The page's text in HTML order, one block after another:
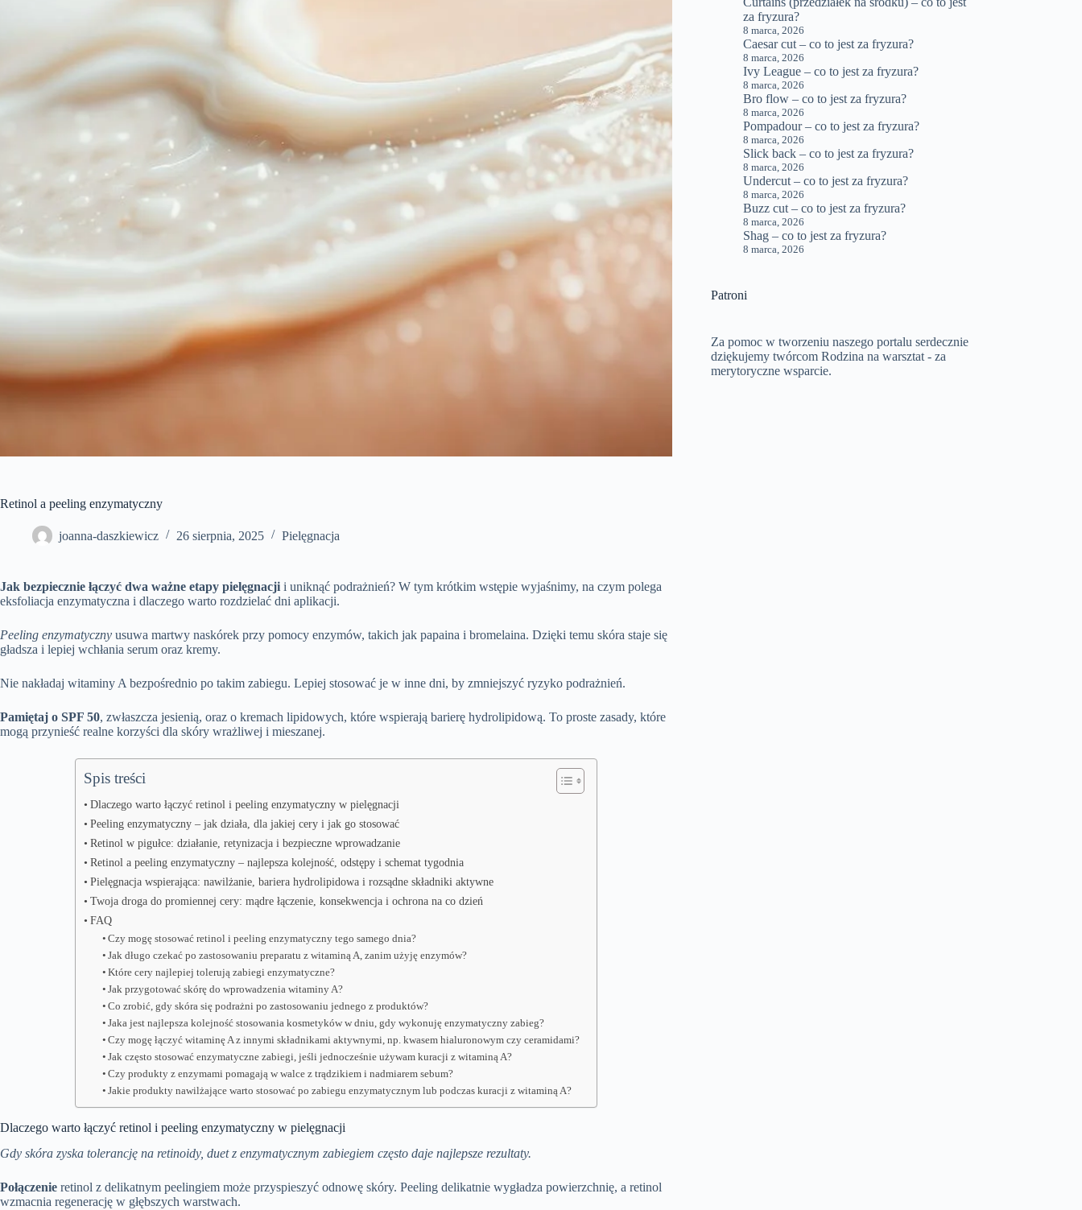
Retinol a peeling enzymatyczny
joanna-daszkiewicz 26 sierpnia, 2025 Pielęgnacja
Jak bezpiecznie łączyć dwa ważne etapy pielęgnacji i uniknąć podrażnień? W tym krótkim wstępie wyjaśnimy, na czym polega
eksfoliacja enzymatyczna i dlaczego warto rozdzielać dni aplikacji.
Peeling enzymatyczny usuwa martwy naskórek przy pomocy enzymów, takich jak papaina i bromelaina. Dzięki temu skóra staje się
gładsza i lepiej wchłania serum oraz kremy.
Nie nakładaj witaminy A bezpośrednio po takim zabiegu. Lepiej stosować je w inne dni, by zmniejszyć ryzyko podrażnień.
Pamiętaj o SPF 50, zwłaszcza jesienią, oraz o kremach lipidowych, które wspierają barierę hydrolipidową. To proste zasady, które
mogą przynieść realne korzyści dla skóry wrażliwej i mieszanej.
Spis treści
Dlaczego warto łączyć retinol i peeling enzymatyczny w pielęgnacji
Peeling enzymatyczny – jak działa, dla jakiej cery i jak go stosować
Retinol w pigułce: działanie, retynizacja i bezpieczne wprowadzanie
Retinol a peeling enzymatyczny – najlepsza kolejność, odstępy i schemat tygodnia
Pielęgnacja wspierająca: nawilżanie, bariera hydrolipidowa i rozsądne składniki aktywne
Twoja droga do promiennej cery: mądre łączenie, konsekwencja i ochrona na co dzień
FAQ
Czy mogę stosować retinol i peeling enzymatyczny tego samego dnia?
Jak długo czekać po zastosowaniu preparatu z witaminą A, zanim użyję enzymów?
Które cery najlepiej tolerują zabiegi enzymatyczne?
Jak przygotować skórę do wprowadzenia witaminy A?
Co zrobić, gdy skóra się podrażni po zastosowaniu jednego z produktów?
Jaka jest najlepsza kolejność stosowania kosmetyków w dniu, gdy wykonuję enzymatyczny zabieg?
Czy mogę łączyć witaminę A z innymi składnikami aktywnymi, np. kwasem hialuronowym czy ceramidami?
Jak często stosować enzymatyczne zabiegi, jeśli jednocześnie używam kuracji z witaminą A?
Czy produkty z enzymami pomagają w walce z trądzikiem i nadmiarem sebum?
Jakie produkty nawilżające warto stosować po zabiegu enzymatycznym lub podczas kuracji z witaminą A?
Dlaczego warto łączyć retinol i peeling enzymatyczny w pielęgnacji
Gdy skóra zyska tolerancję na retinoidy, duet z enzymatycznym zabiegiem często daje najlepsze rezultaty.
Połączenie retinol z delikatnym peelingiem może przyspieszyć odnowę skóry. Peeling delikatnie wygładza powierzchnię, a retinol
wzmacnia regenerację w głębszych warstwach.
za fryzura?
8 marca, 2026
Caesar cut – co to jest za fryzura?
8 marca, 2026
Ivy League – co to jest za fryzura?
8 marca, 2026
Bro flow – co to jest za fryzura?
8 marca, 2026
Pompadour – co to jest za fryzura?
8 marca, 2026
Slick back – co to jest za fryzura?
8 marca, 2026
Undercut – co to jest za fryzura?
8 marca, 2026
Buzz cut – co to jest za fryzura?
8 marca, 2026
Shag – co to jest za fryzura?
8 marca, 2026
Patroni
Za pomoc w tworzeniu naszego portalu serdecznie
dziękujemy twórcomRodzina na warsztat - za
merytoryczne wsparcie.